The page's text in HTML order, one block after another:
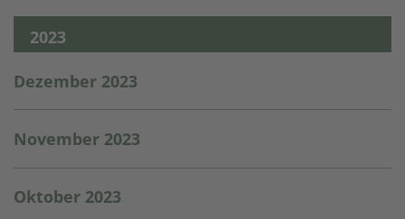
2023
Dezember 2023
November 2023
Oktober 2023